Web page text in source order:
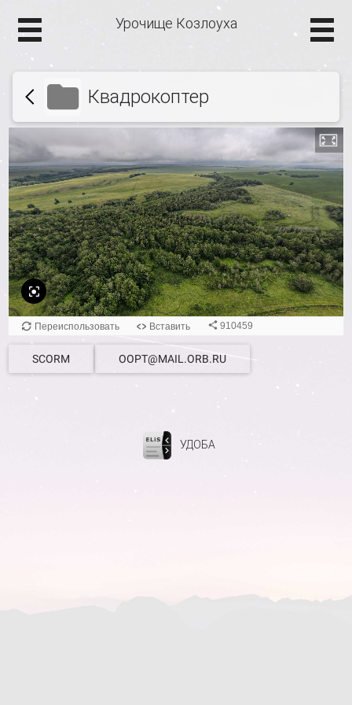
Урочище Козлоуха
Квадрокоптер
SCORM OOPT@MAIL.ORB.RU
УДОБА